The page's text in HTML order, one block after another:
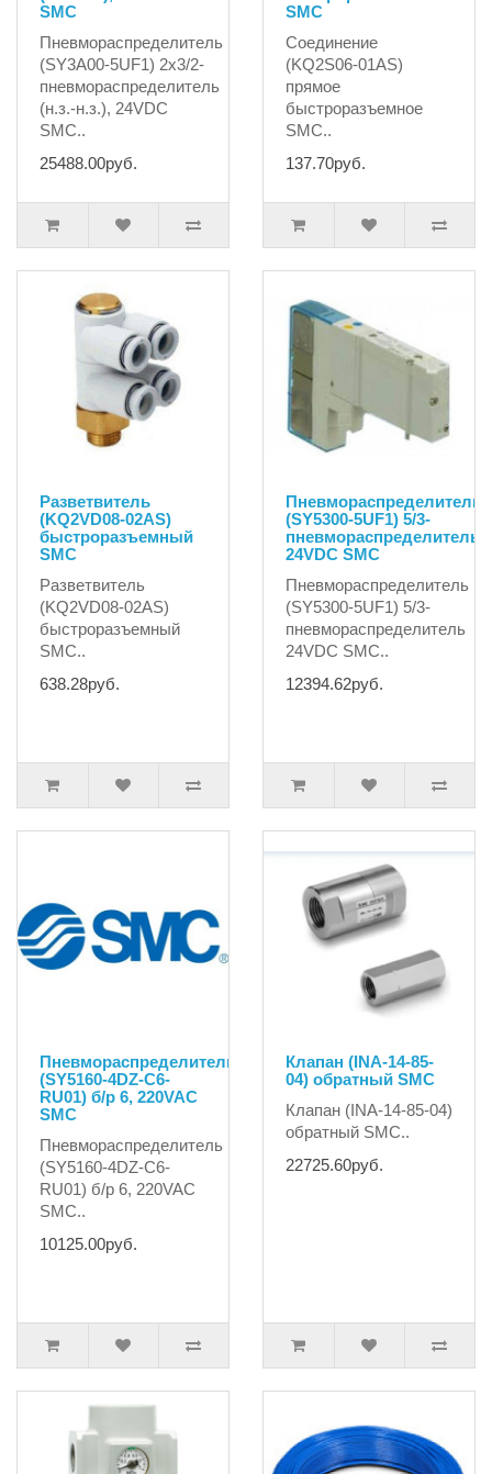
SMC
Пневмораспределитель
(SY3A00-5UF1) 2x3/2-
пневмораспределитель
(н.з.-н.з.), 24VDC
SMC..
25488.00руб.
SMC
Соединение
(KQ2S06-01AS)
прямое
быстроразъемное
SMC..
137.70руб.
Разветвитель
(KQ2VD08-02AS)
быстроразъемный
SMC
Разветвитель
(KQ2VD08-02AS)
быстроразъемный
SMC..
638.28руб.
Пневмораспределитель
(SY5300-5UF1) 5/3-
пневмораспределитель
24VDC SMC
Пневмораспределитель
(SY5300-5UF1) 5/3-
пневмораспределитель
24VDC SMC..
12394.62руб.
Пневмораспределитель
(SY5160-4DZ-C6-
RU01) б/р 6, 220VAC
SMC
Пневмораспределитель
(SY5160-4DZ-C6-
RU01) б/р 6, 220VAC
SMC..
10125.00руб.
Клапан (INA-14-85-
04) обратный SMC
Клапан (INA-14-85-04)
обратный SMC..
22725.60руб.